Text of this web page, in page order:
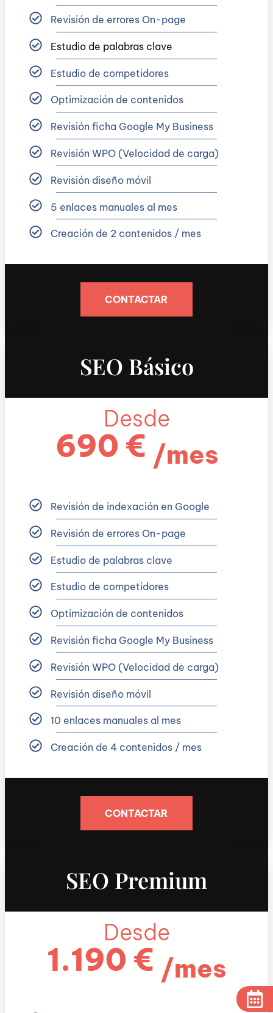
Revisión de errores On-page
Estudio de palabras clave
Estudio de competidores
Optimización de contenidos
Revisión ficha Google My Business
Revisión WPO (Velocidad de carga)
Revisión diseño móvil
5 enlaces manuales al mes
Creación de 2 contenidos / mes
CONTACTAR
SEO Básico
Desde
690 € /mes
Revisión de indexación en Google
Revisión de errores On-page
Estudio de palabras clave
Estudio de competidores
Optimización de contenidos
Revisión ficha Google My Business
Revisión WPO (Velocidad de carga)
Revisión diseño móvil
10 enlaces manuales al mes
Creación de 4 contenidos / mes
CONTACTAR
SEO Premium
Desde
1.190 € /mes